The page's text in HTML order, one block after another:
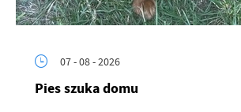
07 - 08 - 2026
Pies szuka domu